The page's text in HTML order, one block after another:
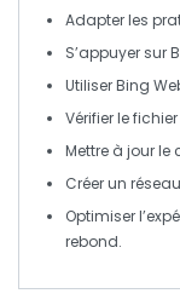
Adapter les
S’appuyer sur
UtiliserBing
Vérifier le fichier
Mettre à jour le
Créer un
Optimiser l’
rebond.